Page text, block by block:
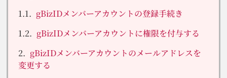
gBizIDメンバーアカウントの登録手続き
gBizIDメンバーアカウントに権限を付与する
gBizIDメンバーアカウントのメールアドレスを
変更する